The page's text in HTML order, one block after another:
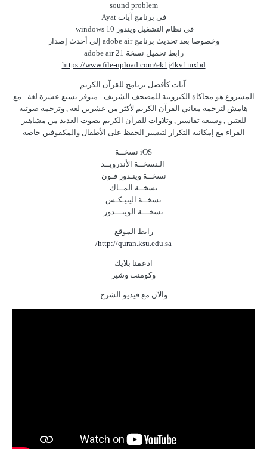
sound problem
في برنامج آيات Ayat
في نظام التشغيل ويندوز 10 windows
وخصوصا بعد تحديث برنامج adobe air إلى أحدث إصدار
رابط تحميل نسخة adobe air 21
https://www.file-upload.com/ek1j4kv1mxbd
آيات كأفضل برنامج للقرآن الكريم
المشروع هو محاكاة الكترونية للمصحف الشريف - متوفر بسبع عشرة لغة - مع
هامش لترجمة معاني القرآن الكريم لأكثر من عشرين لغة , وترجمة صوتية
للغتين , وسبعة تفاسير , وتلاوات للقرآن الكريم بصوت العديد من مشاهير
القراء مع إمكانية التكرار لتيسير الحفظ على الأطفال والمكفوفين خاصة
iOS نسخــة
الـنسخــة الأندرويــد
نسخــة وينـدوز فـون
نسخــة المــاك
نسخــة الينيـكـس
نسخـــة الوينـــدوز
رابط الموقع
http://quran.ksu.edu.sa/
ادعمنا بلايك
وكومنت وشير
والآن مع فيديو الشرح